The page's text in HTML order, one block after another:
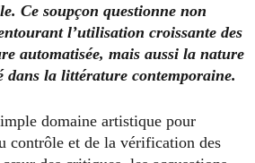
Ce soupçon questionne non
l’utilisation croissante des
automatisée, mais aussi la nature
dans la littérature contemporaine.
domaine artistique pour
contrôle et de la vérification des